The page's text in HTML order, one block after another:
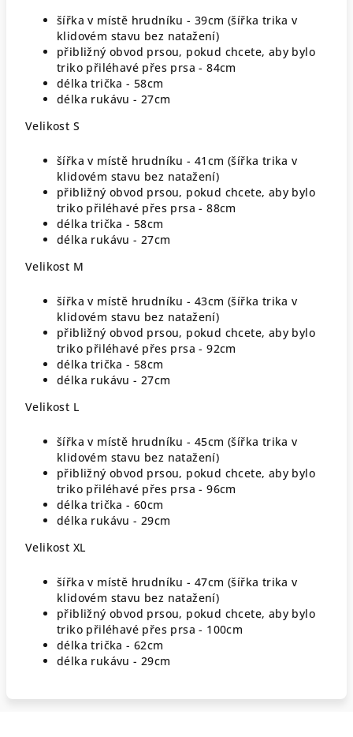
šířka v místě hrudníku - 39cm (šířka trika v
klidovém stavu bez natažení)
přibližný obvod prsou, pokud chcete, aby bylo
triko přiléhavé přes prsa - 84cm
délka trička - 58cm
délka rukávu - 27cm
Velikost S
šířka v místě hrudníku - 41cm (šířka trika v
klidovém stavu bez natažení)
přibližný obvod prsou, pokud chcete, aby bylo
triko přiléhavé přes prsa - 88cm
délka trička - 58cm
délka rukávu - 27cm
Velikost M
šířka v místě hrudníku - 43cm (šířka trika v
klidovém stavu bez natažení)
přibližný obvod prsou, pokud chcete, aby bylo
triko přiléhavé přes prsa - 92cm
délka trička - 58cm
délka rukávu - 27cm
Velikost L
šířka v místě hrudníku - 45cm (šířka trika v
klidovém stavu bez natažení)
přibližný obvod prsou, pokud chcete, aby bylo
triko přiléhavé přes prsa - 96cm
délka trička - 60cm
délka rukávu - 29cm
Velikost XL
šířka v místě hrudníku - 47cm (šířka trika v
klidovém stavu bez natažení)
přibližný obvod prsou, pokud chcete, aby bylo
triko přiléhavé přes prsa - 100cm
délka trička - 62cm
délka rukávu - 29cm